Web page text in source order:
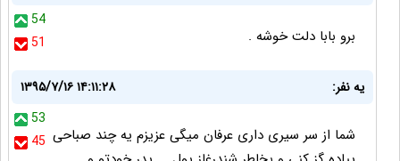
54
51
برو بابا دلت خوشه .
یه نفر:
۱۳۹۵/۷/۱۶ ۱۴:۱۱:۲۸
53
45 شما از سر سیری داری عرفان میگی عزیزم یه چند صباحی